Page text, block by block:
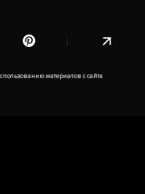
материалов с сайта